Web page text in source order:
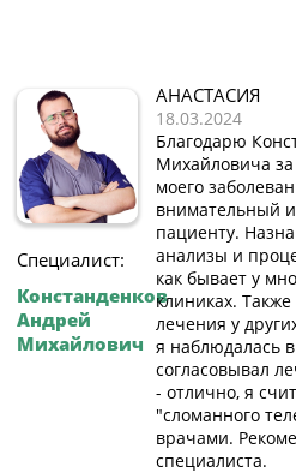
Специалист:
Констанденков
Андрей
Михайлович
АНАСТАСИЯ
18.03.2024
Благодарю
Михайловича
моего
внимательный
пациенту.
анализы и
как бывает у
клиниках.
лечения у
я наблюдалась
согласовывал
- отлично, я
"сломанного
врачами.
специалиста.